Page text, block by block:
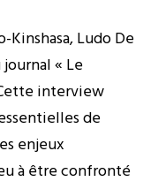
Kinshasa, Ludo De
« Le
interview
de
enjeux
à être confronté